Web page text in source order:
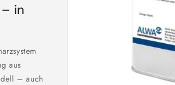
in
aus
– auch